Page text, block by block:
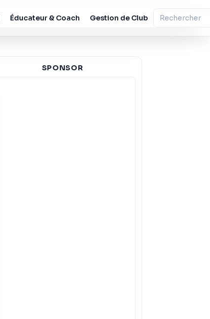
Éducateur & Coach Gestion de Club
SPONSOR